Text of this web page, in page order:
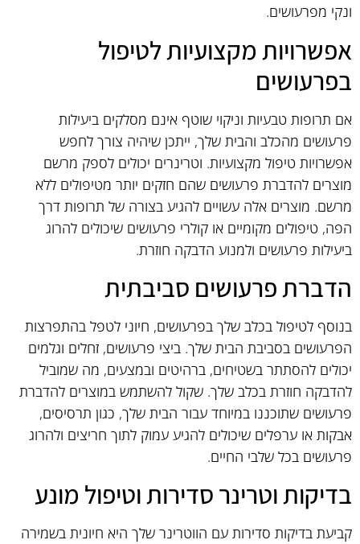
ונקי מפרעושים.
אפשרויות מקצועיות לטיפול
בפרעושים
אם תרופות טבעיות וניקוי שוטף אינם מסלקים ביעילות
פרעושים מהכלב והבית שלך, ייתכן שיהיה צורך לחפש
אפשרויות טיפול מקצועיות. וטרינרים יכולים לספק מרשם
מוצרים להדברת פרעושים שהם חזקים יותר מטיפולים ללא
מרשם. מוצרים אלה עשויים להגיע בצורה של תרופות דרך
הפה, טיפולים מקומיים או קולרי פרעושים שיכולים להרוג
ביעילות פרעושים ולמנוע הדבקה חוזרת.
הדברת פרעושים סביבתית
בנוסף לטיפול בכלב שלך בפרעושים, חיוני לטפל בהתפרצות
הפרעושים בסביבת הבית שלך. ביצי פרעושים, זחלים וגלמים
יכולים להסתתר בשטיחים, ברהיטים ובמצעים, מה שמוביל
להדבקה חוזרת בכלב שלך. שקול להשתמש במוצרים להדברת
פרעושים שתוכננו במיוחד עבור הבית שלך, כגון תרסיסים,
אבקות או ערפלים שיכולים להגיע עמוק לתוך חריצים ולהרוג
פרעושים בכל שלבי החיים.
בדיקות וטרינר סדירות וטיפול מונע
קביעת בדיקות סדירות עם הווטרינר שלך היא חיונית בשמירה